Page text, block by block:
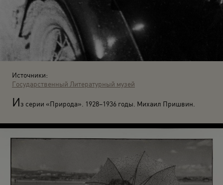
Источники:
Государственный Литературный музей
Из серии «Природа». 1928–1936 годы. Михаил Пришвин.